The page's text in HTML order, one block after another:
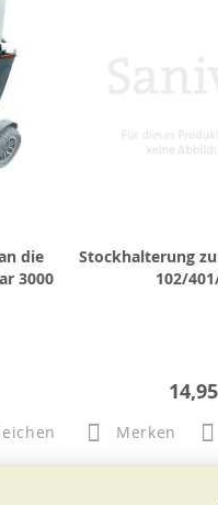
die
3000
Stockhalterung
102/
Merken